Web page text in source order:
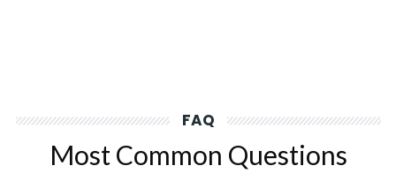
FAQ
Most Common Questions